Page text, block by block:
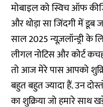
मोबाइल को स्विच ऑफ
और थोड़ा सा जिंदगी में डूब
साल 2025 न्यूज़लॉन्ड्री के
लीगल नोटिस और कोर्ट
तो आज मेरे पास आपको
बहुत बहुत ज्यादा हैं. उन
का शुक्रिया जो हमारे साथ